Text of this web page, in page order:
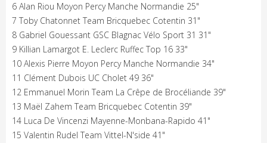
6 Alan Riou Moyon Percy Manche Normandie 25"
7 Toby Chatonnet Team Bricquebec Cotentin 31"
8 Gabriel Gouessant GSC Blagnac Vélo Sport 31 31"
9 Killian Lamargot E. Leclerc Ruffec Top 16 33"
10 Alexis Pierre Moyon Percy Manche Normandie 34"
11 Clément Dubois UC Cholet 49 36"
12 Emmanuel Morin Team La Crêpe de Brocéliande 39"
13 Maël Zahem Team Bricquebec Cotentin 39"
14 Luca De Vincenzi Mayenne-Monbana-Rapido 41"
15 Valentin Rudel Team Vittel-N'side 41"